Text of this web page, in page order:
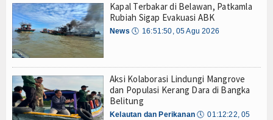
Perhubungan
Religi
Opini
Pelabuhan
Politik
Kapal Terbakar di Belawan, Patkamla
Rubiah Sigap Evakuasi ABK
News 🕔 16:51:50, 05 Agu 2026
Aksi Kolaborasi Lindungi Mangrove
dan Populasi Kerang Dara di Bangka
Belitung
Kelautan dan Perikanan 🕔 01:12:22, 05